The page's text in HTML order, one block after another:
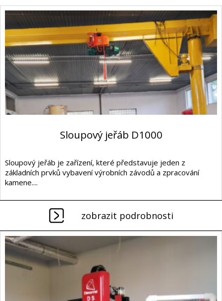
Sloupový jeřáb D1000
Sloupový jeřáb je zařízení, které představuje jeden z
základních prvků vybavení výrobních závodů a zpracování
kamene....
zobrazit podrobnosti